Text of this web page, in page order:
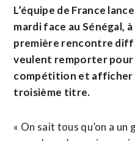
L’équipe de France
mardi face au Sénégal,
première rencontre
veulent remporter pour
compétition et afficher
troisième titre.
« On sait tous qu’on a